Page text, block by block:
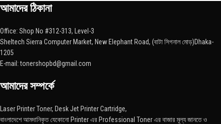
আমাদের ঠিকানা
Office: Shop No #312-313, Level-3
Sheltech Sierra Computer Market, New Elephant Road, (বাটা সিগনাল মোড়)Dhaka-
1205
E-mail: tonershopbd@gmail.com
আমাদের সম্পর্কে
Laser Printer Toner, Desk Jet Printer Cartridge,
বাংলাদেশে আমদানিকৃত যেকোনো Printer এর Professional Toner এর বাজার মূল্য জানতে ও